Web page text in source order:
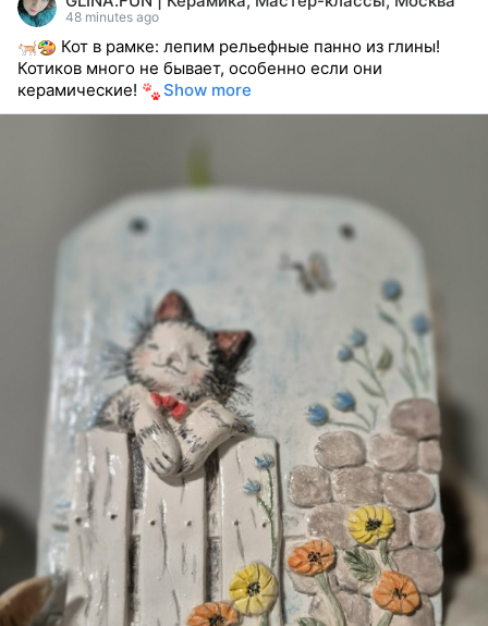
48 minutes ago
Кот в рамке: лепим рельефные панно из глины!
Котиков много не бывает, особенно если они
керамические!
Show more